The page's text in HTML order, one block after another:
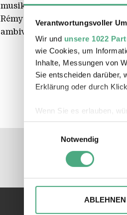
Verantwortungsvoller
Wir und unsere 1022
wie Cookies, um
Inhalte, Messungen von
Sie entscheiden darüber,
Erklärung oder durch
Wenn Sie es erlauben,
Informationen über
Ihr Gerät durch
Erfahren Sie mehr
Einzelheitenfest.
Wir verwenden ggfs.
die Zugriffe auf unsere
Website an unsere
Notwendig
ABLEHNEN
musikalisches Programm für
Rémy Markowitsch's Arbeit
ambivalenten wie